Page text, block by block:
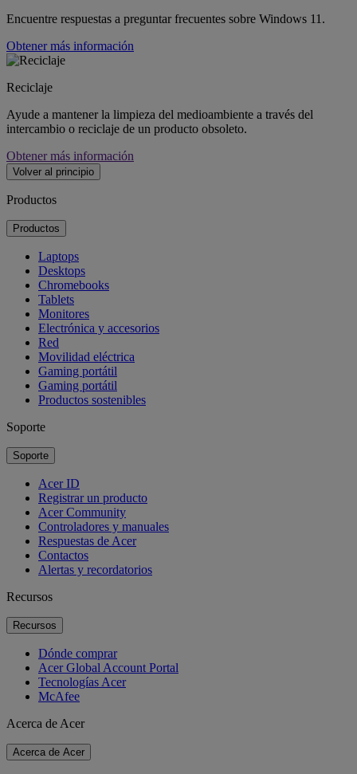
Encuentre respuestas a preguntar frecuentes sobre Windows 11.
Obtener más información
Reciclaje
Ayude a mantener la limpieza del medioambiente a través del
intercambio o reciclaje de un producto obsoleto.
Obtener más información
Volver al principio
Productos
Productos
Laptops
Desktops
Chromebooks
Tablets
Monitores
Electrónica y accesorios
Red
Movilidad eléctrica
Gaming portátil
Gaming portátil
Productos sostenibles
Soporte
Soporte
Acer ID
Registrar un producto
Acer Community
Controladores y manuales
Respuestas de Acer
Contactos
Alertas y recordatorios
Recursos
Recursos
Dónde comprar
Acer Global Account Portal
Tecnologías Acer
McAfee
Acerca de Acer
Acerca de Acer